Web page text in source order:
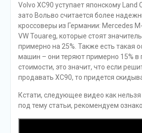
Volvo XC90 уступает японскому Land
зато Вольво считается более
кроссоверы из Германии: Mercedes
VW Touareg, которые стоят
примерно на 25%. Также есть такая
машин – они теряют примерно 15%
стоимости, это значит, что если
продавать ХС90, то придется
Кстати, следующее видео как
под тему статьи, рекомендуем